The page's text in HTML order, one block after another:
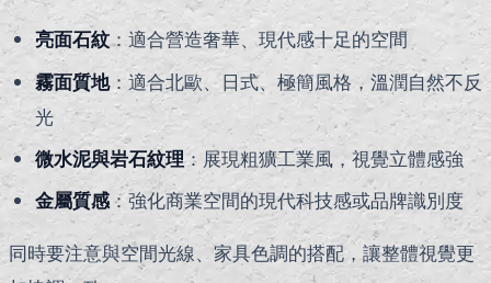
亮面石紋：適合營造奢華、現代感十足的空間
霧面質地：適合北歐、日式、極簡風格，溫潤自然不反
光
微水泥與岩石紋理：展現粗獷工業風，視覺立體感強
金屬質感：強化商業空間的現代科技感或品牌識別度
同時要注意與空間光線、家具色調的搭配，讓整體視覺更